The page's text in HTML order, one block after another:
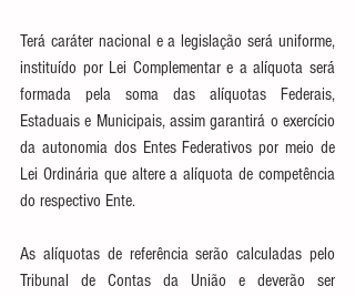
Terá caráter nacional e a legislação será uniforme,
instituído por Lei Complementar e a alíquota será
formada pela soma das alíquotas Federais,
Estaduais e Municipais, assim garantirá o exercício
da autonomia dos Entes Federativos por meio de
Lei Ordinária que altere a alíquota de competência
do respectivo Ente.
As alíquotas de referência serão calculadas pelo
Tribunal de Contas da União e deverão ser